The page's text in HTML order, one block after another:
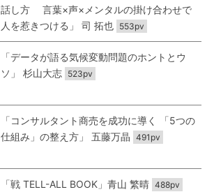
話し方 言葉×声×メンタルの掛け合わせで
人を惹きつける」 司 拓也 553pv
「データが語る気候変動問題のホントとウ
ソ」 杉山大志 523pv
「コンサルタント商売を成功に導く 「5つの
仕組み」の整え方」 五藤万晶 491pv
「戦 TELL-ALL BOOK」青山 繁晴 488pv